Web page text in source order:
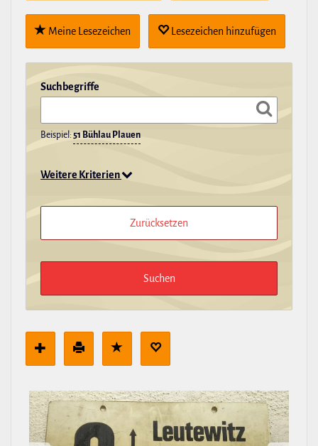
Meine Lese­zei­chen Lese­zei­chen hin­zu­fügen
Such­be­griffe
Beispiel: 51 Bühlau Plauen
Weitere Kriterien